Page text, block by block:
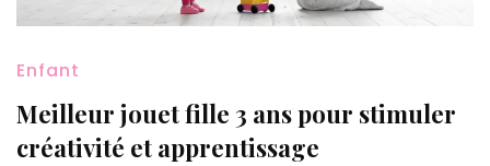
Enfant
Meilleur jouet fille 3 ans pour stimuler
créativité et apprentissage